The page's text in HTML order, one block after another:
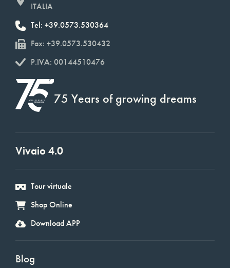
ITALIA
Tel: +39.0573.530364
Fax: +39.0573.530432
P.IVA: 00144510476
75 Years of growing dreams
Vivaio 4.0
Tour virtuale
Shop Online
Download APP
Blog